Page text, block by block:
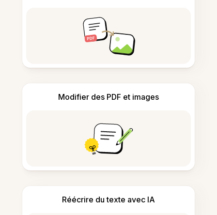
Modifier des PDF et images
Réécrire du texte avec IA